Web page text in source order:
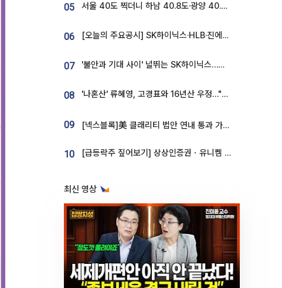
05 서울 40도 찍더니 하남 40.8도·광양 40.2도…전국 '펄펄'
06 [오늘의 주요공시] SK하이닉스·HLB·진에어·포스코홀딩스·네이버·대우건설 등
07 '불안과 기대 사이' 널뛰는 SK하이닉스…증권가 "HBM4·LTA 기반 펀터멘털 견고"
08 '나혼산' 류혜영, 고경표와 16년산 우정…"자취방서 부모님과 마주쳐"
09 [넥스블록]美 클래리티 법안 연내 통과 가능성 13%…상원 문턱서 제동
10 [급등락주 짚어보기] 상상인증권ㆍ유니켐 2연속, 본느 6연속 ‘상한가’⋯M&A 훈풍 분 증시
최신 영상